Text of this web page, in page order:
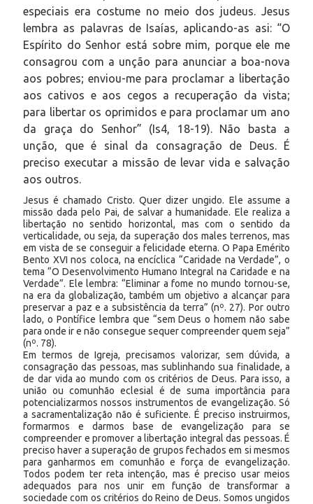
especiais era costume no meio dos judeus. Jesus
lembra as palavras de Isaías, aplicando-as asi: “O
Espírito do Senhor está sobre mim, porque ele me
consagrou com a unção para anunciar a boa-nova
aos pobres; enviou-me para proclamar a libertação
aos cativos e aos cegos a recuperação da vista;
para libertar os oprimidos e para proclamar um ano
da graça do Senhor” (Is4, 18-19). Não basta a
unção, que é sinal da consagração de Deus. É
preciso executar a missão de levar vida e salvação
aos outros.
Jesus é chamado Cristo. Quer dizer ungido. Ele assume a
missão dada pelo Pai, de salvar a humanidade. Ele realiza a
libertação no sentido horizontal, mas com o sentido da
verticalidade, ou seja, da superação dos males terrenos, mas
em vista de se conseguir a felicidade eterna. O Papa Emérito
Bento XVI nos coloca, na encíclica “Caridade na Verdade”, o
tema “O Desenvolvimento Humano Integral na Caridade e na
Verdade”. Ele lembra: “Eliminar a fome no mundo tornou-se,
na era da globalização, também um objetivo a alcançar para
preservar a paz e a subsistência da terra” (nº. 27). Por outro
lado, o Pontífice lembra que “sem Deus o homem não sabe
para onde ir e não consegue sequer compreender quem seja”
(nº. 78).
Em termos de Igreja, precisamos valorizar, sem dúvida, a
consagração das pessoas, mas sublinhando sua finalidade, a
de dar vida ao mundo com os critérios de Deus. Para isso, a
união ou comunhão eclesial é de suma importância para
potencializarmos nossos instrumentos de evangelização. Só
a sacramentalização não é suficiente. É preciso instruirmos,
formarmos e darmos base de evangelização para se
compreender e promover a libertação integral das pessoas. É
preciso haver a superação de grupos fechados em si mesmos
para ganharmos em comunhão e força de evangelização.
Todos podem ter reta intenção, mas é preciso usar meios
adequados para nos unir em função de transformar a
sociedade com os critérios do Reino de Deus. Somos ungidos